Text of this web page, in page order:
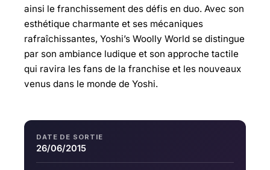
ainsi le franchissement des défis en duo. Avec son
esthétique charmante et ses mécaniques
rafraîchissantes, Yoshi’s Woolly World se distingue
par son ambiance ludique et son approche tactile
qui ravira les fans de la franchise et les nouveaux
venus dans le monde de Yoshi.
DATE DE SORTIE
26/06/2015